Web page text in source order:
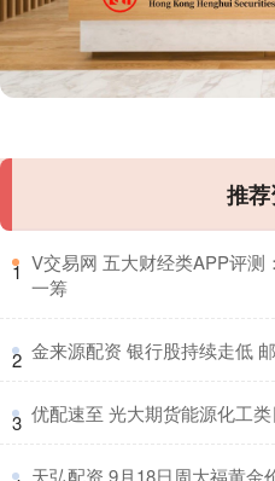
推
1 ​V交易网 五大财经类APP评测
一筹
2 金来源配资 银行股持续走低
3 优配速至 光大期货能源化工
天弘配资 9月18日周大福黄金